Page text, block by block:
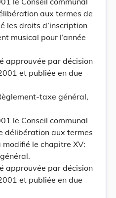
aux termes de
les droits d’inscription
musical pour l’année
approuvée par décision
et publiée en due
taxe général,
le Conseil communal
délibération aux termes
le chapitre XV:
approuvée par décision
et publiée en due